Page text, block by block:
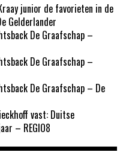
junior de favorieten in de
Gelderlander
De Graafschap –
De Graafschap –
De Graafschap – De
vast: Duitse
– REGIO8